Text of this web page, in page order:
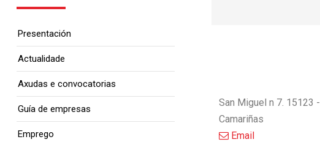
San Miguel n 7. 15123 -
Camariñas
Email
Presentación
Actualidade
Axudas e convocatorias
Guía de empresas
Emprego